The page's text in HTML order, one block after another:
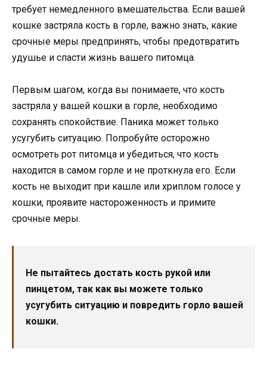
требует немедленного вмешательства. Если вашей
кошке застряла кость в горле, важно знать, какие
срочные меры предпринять, чтобы предотвратить
удушье и спасти жизнь вашего питомца.
Первым шагом, когда вы понимаете, что кость
застряла у вашей кошки в горле, необходимо
сохранять спокойствие. Паника может только
усугубить ситуацию. Попробуйте осторожно
осмотреть рот питомца и убедиться, что кость
находится в самом горле и не проткнула его. Если
кость не выходит при кашле или хриплом голосе у
кошки, проявите настороженность и примите
срочные меры.
Не пытайтесь достать кость рукой или
пинцетом, так как вы можете только
усугубить ситуацию и повредить горло вашей
кошки.